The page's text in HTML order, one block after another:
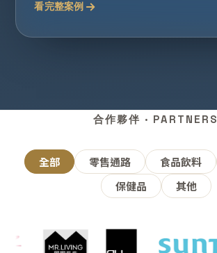
看完整案例
合作夥伴 · PARTNERS
全部 零售通路 食品飲料
保健品
其他